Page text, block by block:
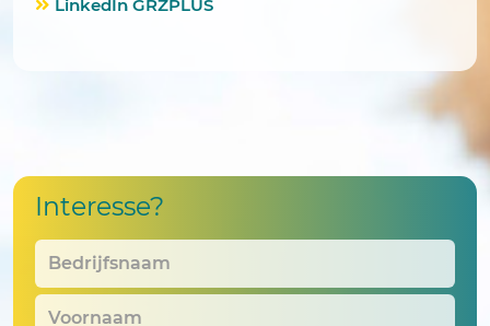
LinkedIn GRZPLUS
Interesse?
Bedrijfsnaam
Voornaam